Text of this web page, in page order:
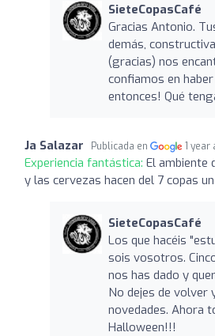
SieteCopasCafé
Gracias Antonio.
demás,
(gracias) nos
confiamos en
entonces! Qué
Ja Salazar Publicada en 1 year
Experiencia fantástica: El ambiente
y las cervezas hacen del 7 copas
SieteCopasCafé
Los que hacéis
sois vosotros.
nos has dado y
No dejes de volver
novedades. Ahora
Halloween!!! ‍‍